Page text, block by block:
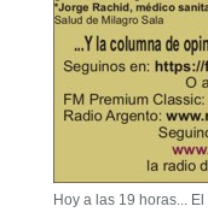
Hoy a las 19 horas... El